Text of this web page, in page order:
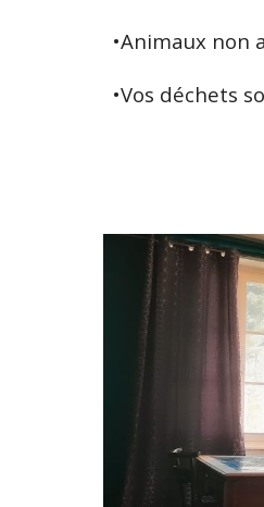
•Animaux non
•Vos déchets